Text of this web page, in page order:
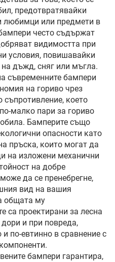
предотвратявайки
любимци или предмети в
често съдържат
видимостта при
условия, повишавайки
дъжд, сняг или мъгла.
съвременните бампери
на гориво чрез
което
малко пари за гориво
Бамперите също
опасности като
пръска, които могат да
на изложени механични
на добре
да се пренебрегне,
вид на вашия
общата му
са проектирани за лесна
и при повреда,
по-евтинно в сравнение с
бампери гарантира,